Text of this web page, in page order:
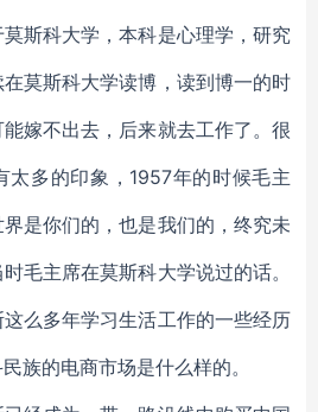
斯科大学，本科是心理学，研究
莫斯科大学读博，读到博一的时
嫁不出去，后来就去工作了。很
太多的印象，1957年的时候毛主
是你们的，也是我们的，终究未
毛主席在莫斯科大学说过的话。
么多年学习生活工作的一些经历
族的电商市场是什么样的。